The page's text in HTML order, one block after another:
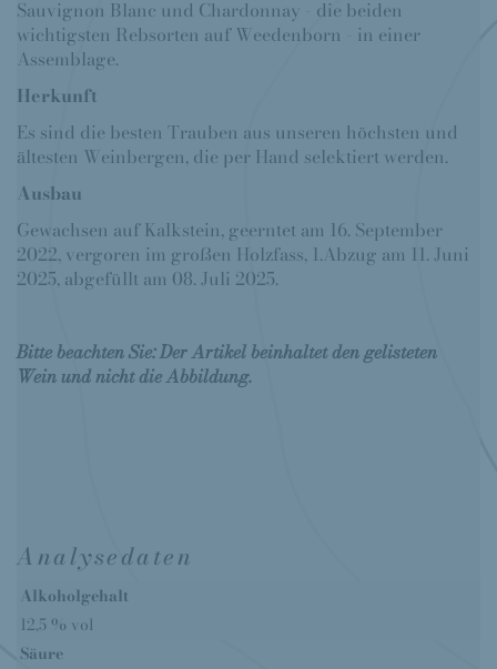
Sauvignon Blanc und Chardonnay - die beiden
wichtigsten Rebsorten auf Weedenborn - in einer
Assemblage.
Herkunft
Es sind die besten Trauben aus unseren höchsten und
ältesten Weinbergen, die per Hand selektiert werden.
Ausbau
Gewachsen auf Kalkstein, geerntet am 16. September
2022, vergoren im großen Holzfass, 1.Abzug am 11. Juni
2025, abgefüllt am 08. Juli 2025.
Bitte beachten Sie: Der Artikel beinhaltet den gelisteten
Wein und nicht die Abbildung.
Analysedaten
Alkoholgehalt
12,5 % vol
Säure